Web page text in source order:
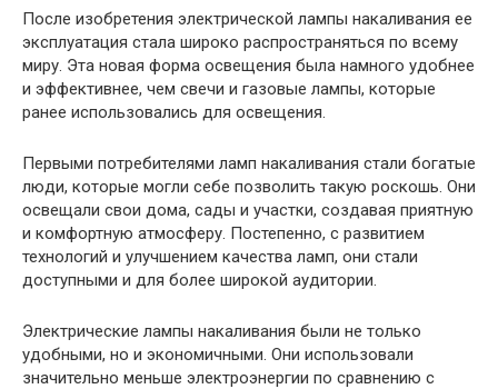
После изобретения электрической лампы накаливания ее
эксплуатация стала широко распространяться по всему
миру. Эта новая форма освещения была намного удобнее
и эффективнее, чем свечи и газовые лампы, которые
ранее использовались для освещения.
Первыми потребителями ламп накаливания стали богатые
люди, которые могли себе позволить такую роскошь. Они
освещали свои дома, сады и участки, создавая приятную
и комфортную атмосферу. Постепенно, с развитием
технологий и улучшением качества ламп, они стали
доступными и для более широкой аудитории.
Электрические лампы накаливания были не только
удобными, но и экономичными. Они использовали
значительно меньше электроэнергии по сравнению с